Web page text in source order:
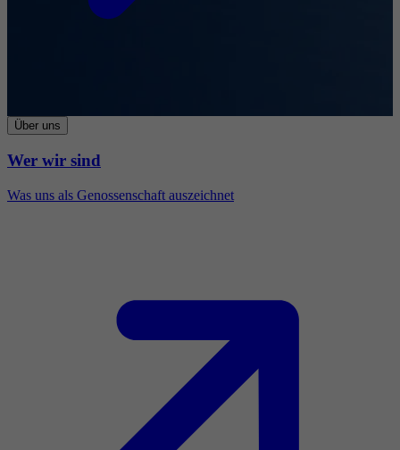
Über uns
Wer wir sind
Was uns als Genossenschaft auszeichnet